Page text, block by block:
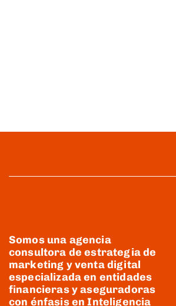
Somos una agencia
consultora de estrategia de
marketing y venta digital
especializada en entidades
financieras y aseguradoras
con énfasis en Inteligencia